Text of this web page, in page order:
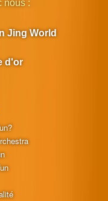
nous :
Jing World
d'or